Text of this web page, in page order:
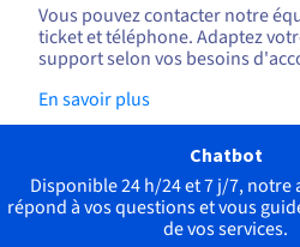
Vous pouvez contacter notre
ticket et téléphone. Adaptez
support selon vos besoins
En savoir plus
Chatbot
Disponible 24 h/24 et 7 j/7, notre
répond à vos questions et vous
de vos services.